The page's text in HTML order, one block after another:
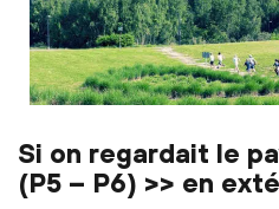
Si on regardait le
(P5 – P6) >> en